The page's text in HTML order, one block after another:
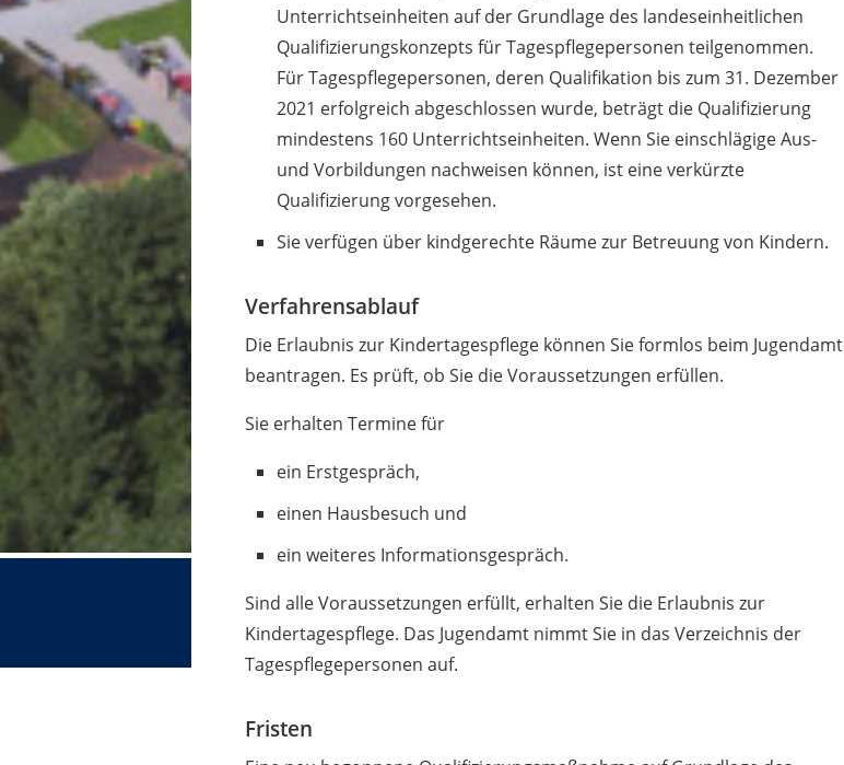
Unterrichtseinheiten auf der Grundlage des landeseinheitlichen
Qualifizierungskonzepts für Tagespflegepersonen teilgenommen.
Für Tagespflegepersonen, deren Qualifikation bis zum 31. Dezember
2021 erfolgreich abgeschlossen wurde, beträgt die Qualifizierung
mindestens 160 Unterrichtseinheiten.Wenn Sie einschlägige Aus-
und Vorbildungen nachweisen können, ist eine verkürzte
Qualifizierung vorgesehen.
Sie verfügen über kindgerechte Räume zur Betreuung von Kindern.
Verfahrensablauf
Die Erlaubnis zur Kindertagespflege können Sie formlos beim Jugendamt
beantragen. Es prüft, ob Sie die Voraussetzungen erfüllen.
Sie erhalten Termine für
ein Erstgespräch,
einen Hausbesuch und
ein weiteres Informationsgespräch.
Sind alle Voraussetzungen erfüllt, erhalten Sie die Erlaubnis zur
Kindertagespflege. Das Jugendamt nimmt Sie in das Verzeichnis der
Tagespflegepersonen auf.
Fristen